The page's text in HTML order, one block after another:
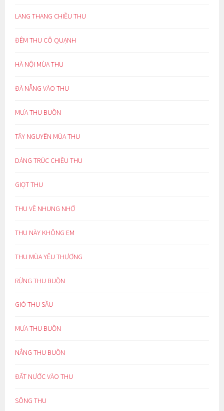
LANG THANG CHIỀU THU
ĐÊM THU CÔ QUẠNH
HÀ NỘI MÙA THU
ĐÀ NẴNG VÀO THU
MƯA THU BUỒN
TÂY NGUYÊN MÙA THU
DÁNG TRÚC CHIỀU THU
GIỌT THU
THU VỀ NHUNG NHỚ
THU NÀY KHÔNG EM
THU MÙA YÊU THƯƠNG
RỪNG THU BUỒN
GIÓ THU SẦU
MƯA THU BUỒN
NẮNG THU BUỒN
ĐẤT NƯỚC VÀO THU
SÔNG THU